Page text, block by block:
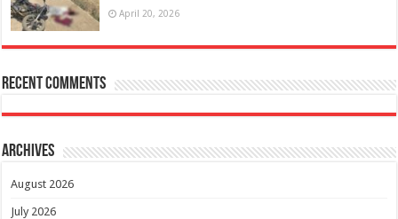
April 20, 2026
Recent Comments
Archives
August 2026
July 2026